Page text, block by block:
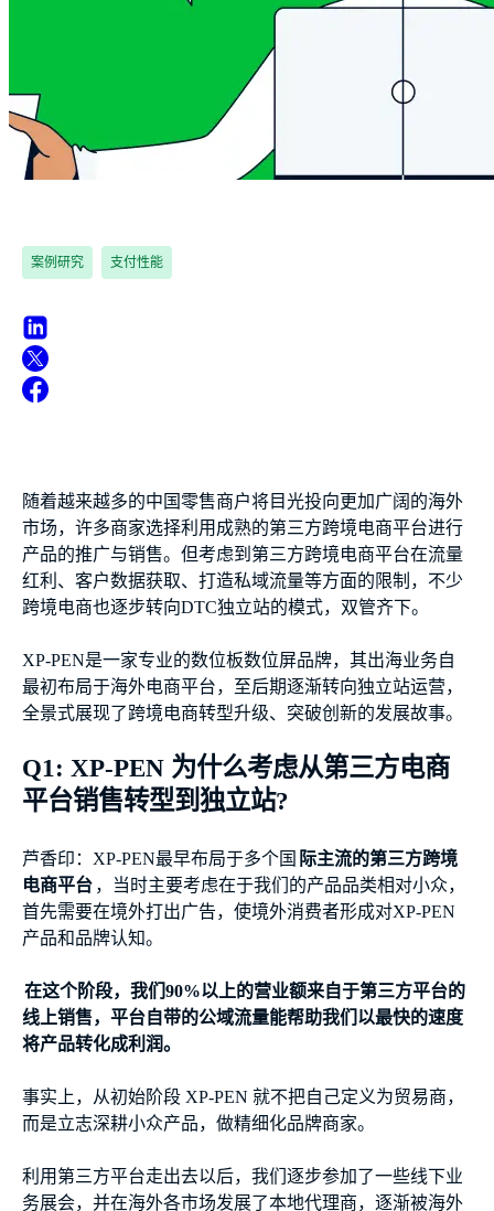
案例研究 支付性能
随着越来越多的中国零售商户将目光投向更加广阔的海外
市场，许多商家选择利用成熟的第三方跨境电商平台进行
产品的推广与销售。但考虑到第三方跨境电商平台在流量
红利、客户数据获取、打造私域流量等方面的限制，不少
跨境电商也逐步转向DTC独立站的模式，双管齐下。
XP-PEN是一家专业的数位板数位屏品牌，其出海业务自
最初布局于海外电商平台，至后期逐渐转向独立站运营，
全景式展现了跨境电商转型升级、突破创新的发展故事。
Q1: XP-PEN 为什么考虑从第三方电商
平台销售转型到独立站?
芦香印：XP-PEN最早布局于多个国 际主流的第三方跨境
电商平台 ，当时主要考虑在于我们的产品品类相对小众，
首先需要在境外打出广告，使境外消费者形成对XP-PEN
产品和品牌认知。
在这个阶段，我们90%以上的营业额来自于第三方平台的
线上销售，平台自带的公域流量能帮助我们以最快的速度
将产品转化成利润。
事实上，从初始阶段 XP-PEN 就不把自己定义为贸易商，
而是立志深耕小众产品，做精细化品牌商家。
利用第三方平台走出去以后，我们逐步参加了一些线下业
务展会，并在海外各市场发展了本地代理商，逐渐被海外